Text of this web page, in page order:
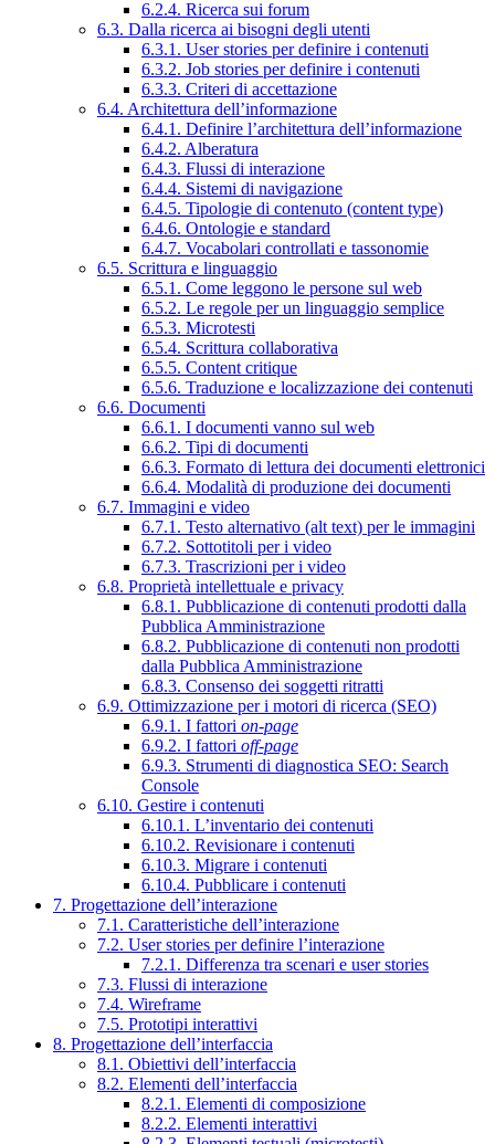
6.2.4. Ricerca sui forum
6.3. Dalla ricerca ai bisogni degli utenti
6.3.1. User stories per definire i contenuti
6.3.2. Job stories per definire i contenuti
6.3.3. Criteri di accettazione
6.4. Architettura dell’informazione
6.4.1. Definire l’architettura dell’informazione
6.4.2. Alberatura
6.4.3. Flussi di interazione
6.4.4. Sistemi di navigazione
6.4.5. Tipologie di contenuto (content type)
6.4.6. Ontologie e standard
6.4.7. Vocabolari controllati e tassonomie
6.5. Scrittura e linguaggio
6.5.1. Come leggono le persone sul web
6.5.2. Le regole per un linguaggio semplice
6.5.3. Microtesti
6.5.4. Scrittura collaborativa
6.5.5. Content critique
6.5.6. Traduzione e localizzazione dei contenuti
6.6. Documenti
6.6.1. I documenti vanno sul web
6.6.2. Tipi di documenti
6.6.3. Formato di lettura dei documenti elettronici
6.6.4. Modalità di produzione dei documenti
6.7. Immagini e video
6.7.1. Testo alternativo (alt text) per le immagini
6.7.2. Sottotitoli per i video
6.7.3. Trascrizioni per i video
6.8. Proprietà intellettuale e privacy
6.8.1. Pubblicazione di contenuti prodotti dalla
Pubblica Amministrazione
6.8.2. Pubblicazione di contenuti non prodotti
dalla Pubblica Amministrazione
6.8.3. Consenso dei soggetti ritratti
6.9. Ottimizzazione per i motori di ricerca (SEO)
6.9.1. I fattori on-page
6.9.2. I fattori off-page
6.9.3. Strumenti di diagnostica SEO: Search
Console
6.10. Gestire i contenuti
6.10.1. L’inventario dei contenuti
6.10.2. Revisionare i contenuti
6.10.3. Migrare i contenuti
6.10.4. Pubblicare i contenuti
7. Progettazione dell’interazione
7.1. Caratteristiche dell’interazione
7.2. User stories per definire l’interazione
7.2.1. Differenza tra scenari e user stories
7.3. Flussi di interazione
7.4. Wireframe
7.5. Prototipi interattivi
8. Progettazione dell’interfaccia
8.1. Obiettivi dell’interfaccia
8.2. Elementi dell’interfaccia
8.2.1. Elementi di composizione
8.2.2. Elementi interattivi